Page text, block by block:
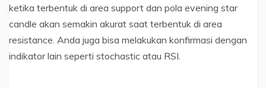
ketika terbentuk di area support dan pola evening star
candle akan semakin akurat saat terbentuk di area
resistance. Anda juga bisa melakukan konfirmasi dengan
indikator lain seperti stochastic atau RSI.